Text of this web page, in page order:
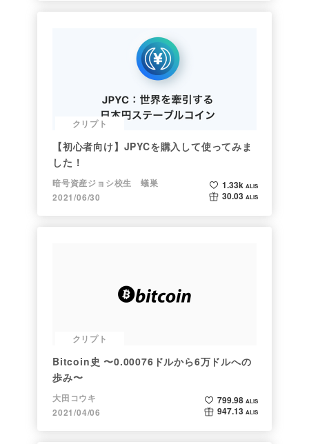
クリプト
【初心者向け】JPYCを購入して使ってみま
した！
暗号資産ジョシ校生 蟻巣
2021/06/30
1.33k ALIS
30.03 ALIS
クリプト
Bitcoin史 〜0.00076ドルから6万ドルへの
歩み〜
大田コウキ
2021/04/06
799.98 ALIS
947.13 ALIS